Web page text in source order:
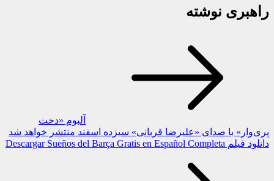
راهبری نوشته
آلبوم «دخت
پری‌وار» با صدای «علیرضا قربانی» سیزده اسفند منتشر خواهد شد
دانلود فیلم Descargar Sueños del Barça Gratis en Español Completa